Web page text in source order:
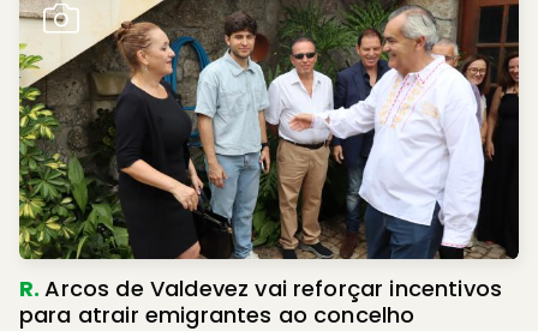
R.Arcos de Valdevez vai reforçar incentivos
para atrair emigrantes ao concelho